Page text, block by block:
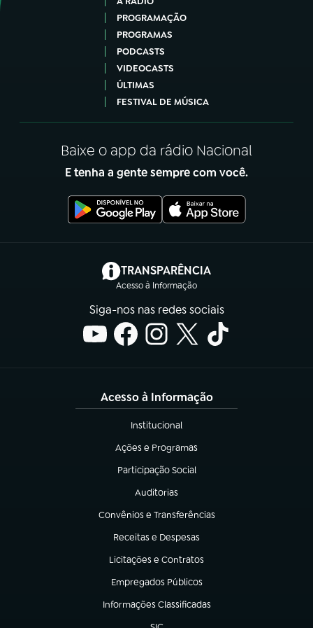
PROGRAMAÇÃO
PROGRAMAS
PODCASTS
VIDEOCASTS
ÚLTIMAS
FESTIVAL DE MÚSICA
Baixe o app da rádio Nacional
E tenha a gente sempre com você.
TRANSPARÊNCIA
Acesso à Informação
(abre em nova aba)
Siga-nos nas redes sociais
Acesso à Informação
Institucional
(abre em nova aba)
Ações e Programas
(abre em nova aba)
Participação Social
(abre em nova aba)
Auditorias
(abre em nova aba)
Convênios e Transferências
(abre em nova aba)
Receitas e Despesas
(abre em nova aba)
Licitações e Contratos
(abre em nova aba)
Empregados Públicos
(abre em nova aba)
Informações Classificadas
(abre em nova aba)